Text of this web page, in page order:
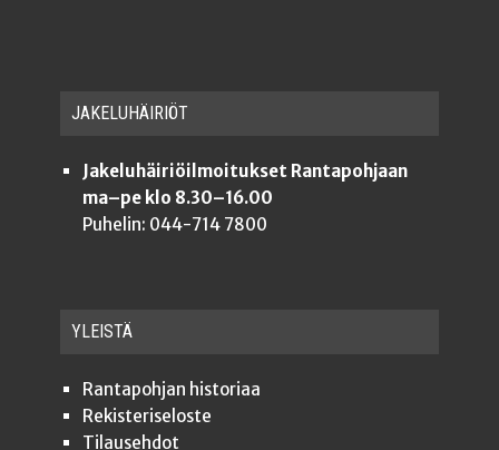
JAKE­LU­HÄI­RIÖT
Jakeluhäiriöilmoitukset Rantapohjaan
ma–pe klo 8.30–16.00
Puhelin: 044-714 7800
YLEISTÄ
Ran­ta­poh­jan historiaa
Rekis­te­ri­se­los­te
Tilauseh­dot